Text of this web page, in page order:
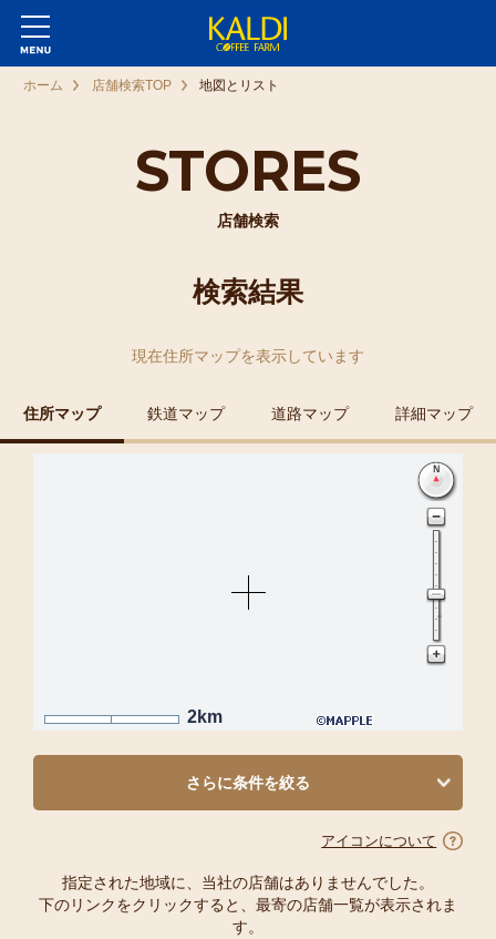
STORES
店舗検索
ホーム 店舗検索TOP 地図とリスト
検索結果
現在住所マップを表示しています
住所マップ 鉄道マップ 道路マップ 詳細マップ
2km
さらに条件を絞る
アイコンについて
指定された地域に、当社の店舗はありませんでした。
下のリンクをクリックすると、最寄の店舗一覧が表示されま
す。